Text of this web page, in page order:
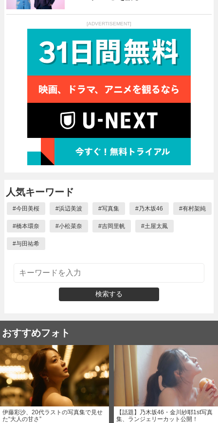
[ADVERTISEMENT]
人気キーワード
#今田美桜 #浜辺美波 #写真集 #乃木坂46 #有村架純
#橋本環奈 #小松菜奈 #吉岡里帆 #土屋太鳳
#与田祐希
検索する
おすすめフォト
伊藤彩沙、20代ラストの写真集で見せ
た“大人の甘さ”
【話題】乃木坂46・金川紗耶1st写真
集、ランジェリーカット公開！